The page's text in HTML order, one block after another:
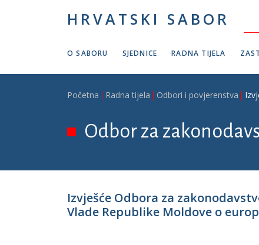
HRVATSKI SABOR
O SABORU SJEDNICE RADNA TIJELA
Breadcrumb
Početna Radna tijela Odbori i povjerenstva
Odbor za
Izvješće Odbora za
Vlade Republike Moldove o